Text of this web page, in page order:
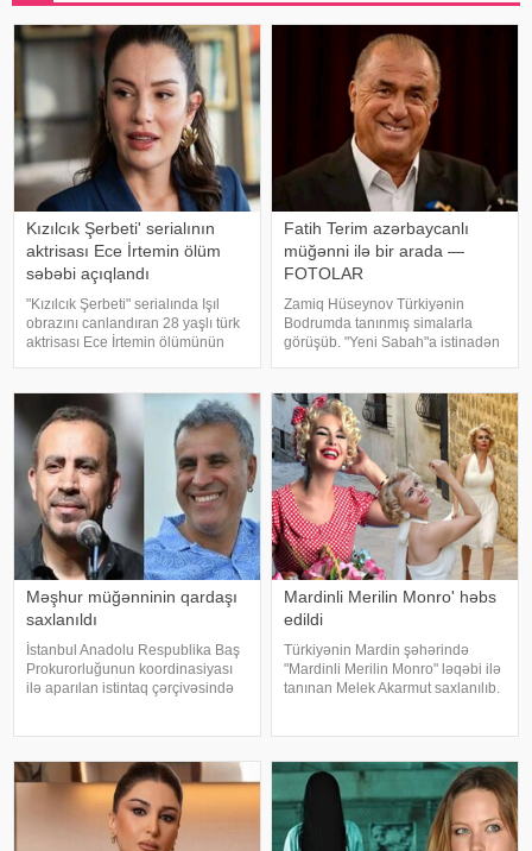
Kızılcık Şerbeti' serialının
aktrisası Ece İrtemin ölüm
səbəbi açıqlandı
"Kızılcık Şerbeti" serialında Işıl
obrazını canlandıran 28 yaşlı türk
aktrisası Ece İrtemin ölümünün
(DHA) Türkiyə Məhkəmə-Tibb
İnstitutunun rəyinə istinadə
Fatih Terim azərbaycanlı
müğənni ilə bir arada —
FOTOLAR
Zamiq Hüseynov Türkiyənin
Bodrumda tanınmış simalarla
görüşüb. "Yeni Sabah"a istinadən
məşqçi Fatih Terimləı ünsiyyətdə
olub. Z.Hüseynov görüş zaman
Məşhur müğənninin qardaşı
saxlanıldı
İstanbul Anadolu Respublika Baş
Prokurorluğunun koordinasiyası
ilə aparılan istintaq çərçivəsində
vaxtda həyata keçirilə
Mardinli Merilin Monro' həbs
edildi
Türkiyənin Mardin şəhərində
"Mardinli Merilin Monro" ləqəbi ilə
tanınan Melek Akarmut saxlanılıb.
tərkibli olduğ